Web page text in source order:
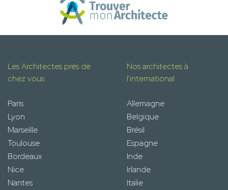
Les Architectes près de
chez vous
Paris
Lyon
Marseille
Toulouse
Bordeaux
Nice
Nantes
Nos architectes à
l'international
Allemagne
Belgique
Brésil
Espagne
Inde
Irlande
Italie